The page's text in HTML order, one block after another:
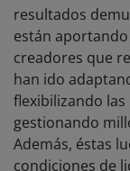
resultados
están
creadores que
han ido
flexibilizando
gestionando
Además, éstas
condiciones de